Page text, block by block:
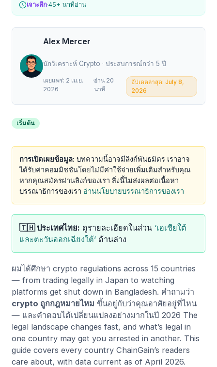
เจาะลึก·45+ นาทีอ่าน
Alex Mercer
นักวิเคราะห์ Crypto · ประสบการณ์กว่า 5 ปี
เผยแพร่: 2 เม.ย.
2026
·อ่าน 20
นาที
อัปเดตล่าสุด: July 8,
2026
เริ่มต้น
การเปิดเผยข้อมูล: บทความนี้อาจมีลิงก์พันธมิตร เราอาจ
ได้รับค่าคอมมิชชันโดยไม่มีค่าใช้จ่ายเพิ่มเติมสำหรับคุณ
หากคุณสมัครผ่านลิงก์ของเรา สิ่งนี้ไม่ส่งผลต่อเนื้อหา
บรรณาธิการของเรา อ่านนโยบายบรรณาธิการของเรา
🇹🇭 ประเทศไทย: ดูรายละเอียดในส่วน ‘เอเชียใต้
และตะวันออกเฉียงใต้’ ด้านล่าง
ผมได้ศึกษา crypto regulations across 15 countries
— from trading legally in Japan to watching
platforms get shut down in Bangladesh. คำถามว่า
crypto ถูกกฎหมายไหม ขึ้นอยู่กับว่าคุณอาศัยอยู่ที่ไหน
— และคำตอบได้เปลี่ยนแปลงอย่างมากในปี 2026 The
legal landscape changes fast, and what’s legal in
one country may get you arrested in another. This
guide covers every country ChainGain’s readers
care about, with data current as of April 2026.